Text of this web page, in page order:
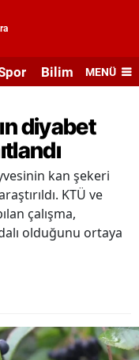
Bilim veMENÜ
diyabet
kan şekeri
KTÜ ve
çalışma,
olduğunu ortaya